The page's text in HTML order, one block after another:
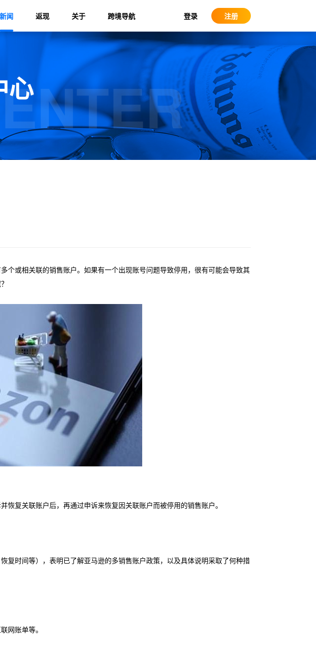
新闻 返现 关于 跨境导航 登录 注册
心
个或相关联的销售账户。如果有一个出现账号问题导致停用，很有可能会导致其
复关联账户后，再通过申诉来恢复因关联账户而被停用的销售账户。
复时间等），表明已了解亚马逊的多销售账户政策，以及具体说明采取了何种措
网账单等。